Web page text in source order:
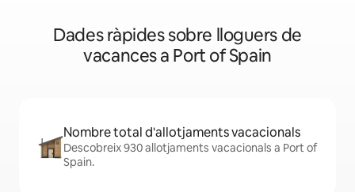
Dades ràpides sobre lloguers de
vacances a Port of Spain
Nombre total d'allotjaments vacacionals
Descobreix 930 allotjaments vacacionals a Port of
Spain.